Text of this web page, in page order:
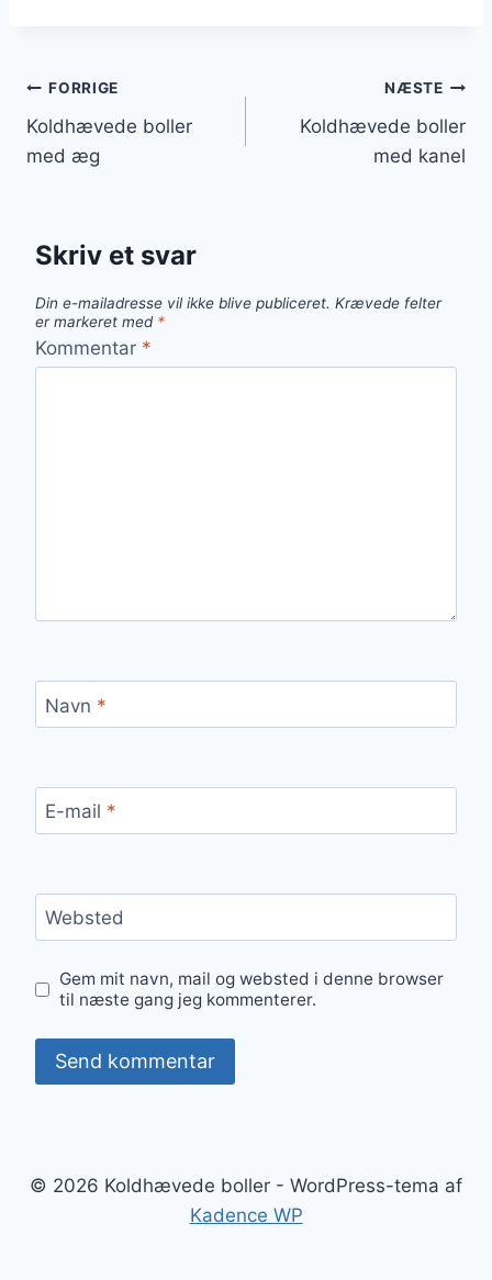
Indlægsnavigation
FORRIGE
Koldhævede boller
med æg
NÆSTE
Koldhævede boller
med kanel
Skriv et svar
Din e-mailadresse vil ikke blive publiceret. Krævede felter
er markeret med *
Kommentar *
Navn *
E-mail *
Websted
Gem mit navn, mail og websted i denne browser
til næste gang jeg kommenterer.
© 2026 Koldhævede boller - WordPress-tema af
Kadence WP